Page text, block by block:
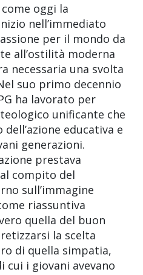
oggi la
nell’immediato
per il mondo da
all’ostilità moderna
necessaria una svolta
suo primo decennio
ha lavorato per
unificante che
educativa e
generazioni.
prestava
compito del
sull’immagine
riassuntiva
quella del buon
la scelta
di quella simpatia,
cui i giovani avevano